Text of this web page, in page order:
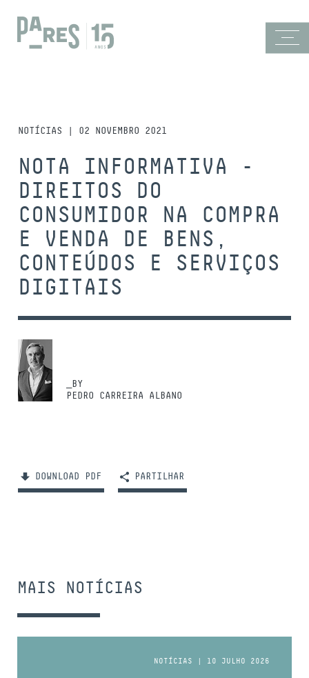
NOTÍCIAS | 02 NOVEMBRO 2021
NOTA INFORMATIVA -
DIREITOS DO
CONSUMIDOR NA COMPRA
E VENDA DE BENS,
CONTEÚDOS E SERVIÇOS
DIGITAIS
_BY
PEDRO CARREIRA ALBANO
DOWNLOAD PDF PARTILHAR
MAIS NOTÍCIAS
NOTÍCIAS | 10 JULHO 2026